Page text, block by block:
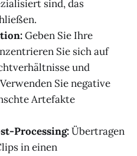
sind, das
Geben Sie Ihre
Sie sich auf
und
Sie negative
Artefakte
Processing:Übertragen
in einen